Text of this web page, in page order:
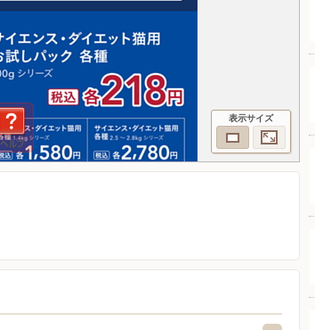
表示サイズ